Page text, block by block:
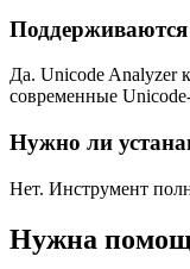
Поддерживаются
Да. Unicode Analyzer
современные
Нужно ли
Нет. Инструмент
Нужна